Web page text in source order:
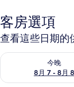
客房選項
查看這些日期的
今晚
8月 7 - 8月 8
查看今晚 (8月 7 - 8月